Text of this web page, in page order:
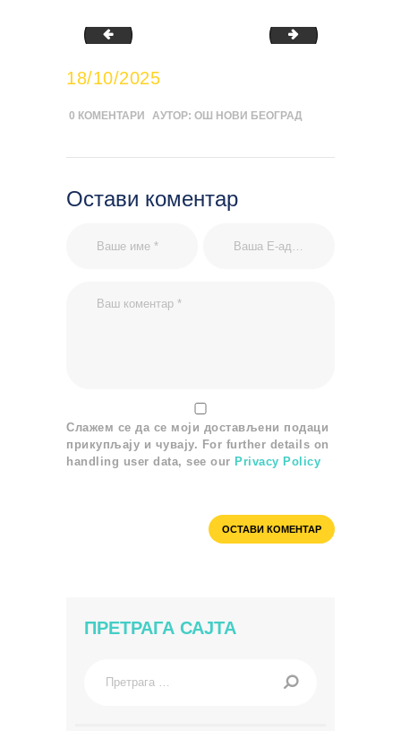
novobeogradskiatletskidan00006
18/10/2025
0 КОМЕНТАРИ АУТОР: ОШ НОВИ БЕОГРАД
Остави коментар
Слажем се да се моји достављени подаци
прикупљају и чувају. For further details on
handling user data, see our Privacy Policy
ПРЕТРАГА САЈТА